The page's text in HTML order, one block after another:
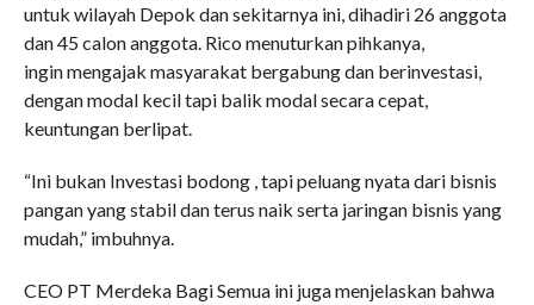
untuk wilayah Depok dan sekitarnya ini, dihadiri 26 anggota
dan 45 calon anggota. Rico menuturkan pihkanya,
ingin mengajak masyarakat bergabung dan berinvestasi,
dengan modal kecil tapi balik modal secara cepat,
keuntungan berlipat.
“Ini bukan Investasi bodong , tapi peluang nyata dari bisnis
pangan yang stabil dan terus naik serta jaringan bisnis yang
mudah,” imbuhnya.
CEO PT Merdeka Bagi Semua ini juga menjelaskan bahwa